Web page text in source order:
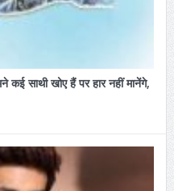
साथी खोए हैं पर हार नहीं मानेंगे,